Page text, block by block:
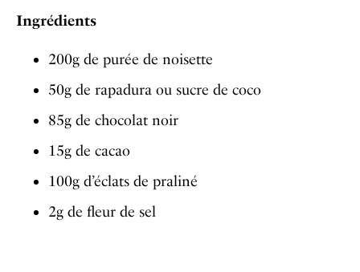
Ingrédients
200g de purée de noisette
50g de rapadura ou sucre de coco
85g de chocolat noir
15g de cacao
100g d’éclats de praliné
2g de fleur de sel